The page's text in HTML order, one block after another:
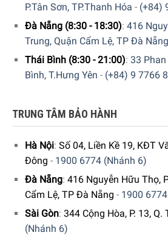
P.Tân Sơn, TP.Thanh Hóa - (+84)
Đà Nẵng (8:30 - 18:30): 416
Trung, Quận Cẩm Lệ, TP Đà Nẵng
Thái Bình (8:30 - 21:00): 33 Phan
Bình, T.Hưng Yên - (+84) 9 7766
TRUNG TÂM BẢO HÀNH
Hà Nội: Số 04, Liền Kề 19, KĐT
Đông - 1900 6774 (Nhánh 6)
Đà Nẵng: 416 Nguyễn Hữu Thọ,
Cẩm Lệ, TP Đà Nẵng - 1900
Sài Gòn: 344 Cộng Hòa, P. 13, Q.
(Nhánh 6)